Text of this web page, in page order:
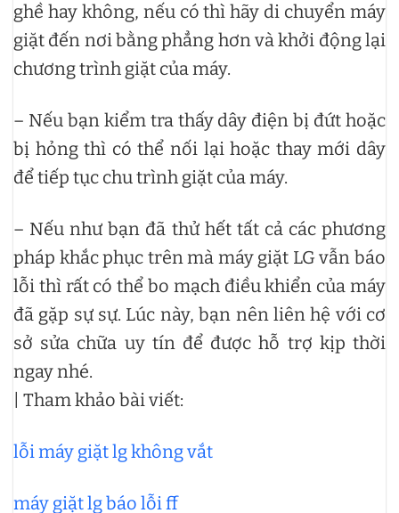
ghề hay không, nếu có thì hãy di chuyển máy
giặt đến nơi bằng phẳng hơn và khởi động lại
chương trình giặt của máy.
– Nếu bạn kiểm tra thấy dây điện bị đứt hoặc
bị hỏng thì có thể nối lại hoặc thay mới dây
để tiếp tục chu trình giặt của máy.
– Nếu như bạn đã thử hết tất cả các phương
pháp khắc phục trên mà máy giặt LG vẫn báo
lỗi thì rất có thể bo mạch điều khiển của máy
đã gặp sự sự. Lúc này, bạn nên liên hệ với cơ
sở sửa chữa uy tín để được hỗ trợ kịp thời
ngay nhé.
| Tham khảo bài viết:
lỗi máy giặt lg không vắt
máy giặt lg báo lỗi ff